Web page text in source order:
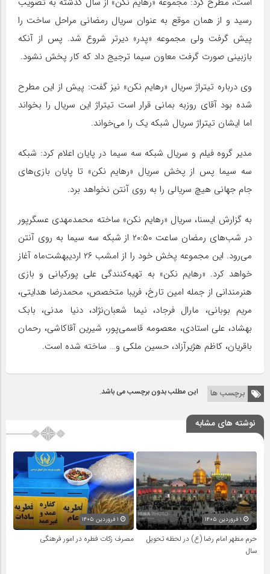
رسید و از همان موقع به عنوان سریال رمضانی مراحل ساخت را
پیش گرفت ولی مجموعه «پدر» دیرتر شروع شد. پس از آنکه
بازبینی صورت گرفت معاون سیما ترجیج داد که کار پخش نشود.
وی درباره تیتراژ سریال «رهایم نکن» نیز گفت: پیش از این مطرح
شده بود آقای روزبه بمانی قرار است تیتراژ این سریال را بخواند
اما ایشان تیتراژ سریال شبکه یک را می‌خواند.
مدیر گروه فیلم و سریال شبکه سه سیما در پایان اعلام کرد: شبکه
سه سیما پس از پخش سریال «رهایم نکن» تا پایان بازی‌های
جام جهانی هیچ سریالی را به روی آنتن نخواهد برد.
به گزارش ایسنا، سریال «رهایم نکن» ساخته محمدمهدی عسگرپور
در شب‌های رمضان ساعت ۲۰:۵۰ از شبکه سه سیما به روی آنتن
می‌رود. این مجموعه پخش خود را از امشب ۲۶ اردیبهشت‌ماه آغاز
خواهد کرد. «رهایم نکن» به تهیه‌کنندگی علی پورکیانی و بازی
هنرمندانی از جمله امین تارخ، فریبا متخصص، محمدرضا هدایتی،
مریم بوبانی، مارال فرجاد، نیما شعبان‌نژاد، دنیا مدنی، بابک
بهشاد، علی استادی، معصومه قاسمی‌پور، شیرین آقاکاشی، رحمان
باقریان، کاظم هژیرآزاد، حسین ملکی و… ساخته شده است.
برچسب ها این مطلب بدون برچسب می باشد.
نوشته های مشابه
حرم مطهر امام رضا (ع) در لحظه تحویل
سال
مصرف زکات فطره در امور فرهنگی